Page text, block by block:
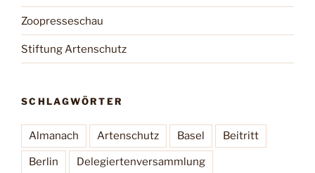
Zoopresseschau
Stiftung Artenschutz
SCHLAGWÖRTER
Almanach Artenschutz Basel Beitritt
Berlin Delegiertenversammlung